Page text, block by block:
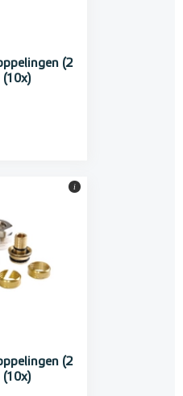
(2
(2
i